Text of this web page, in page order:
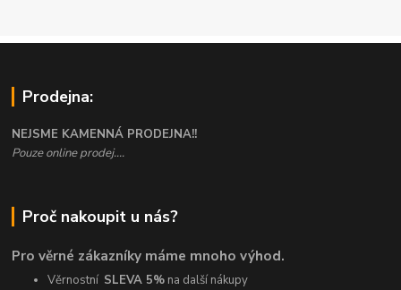
Prodejna:
NEJSME KAMENNÁ PRODEJNA!!
Pouze online prodej....
Proč nakoupit u nás?
Pro věrné zákazníky máme mnoho výhod.
Věrnostní SLEVA 5% na další nákupy